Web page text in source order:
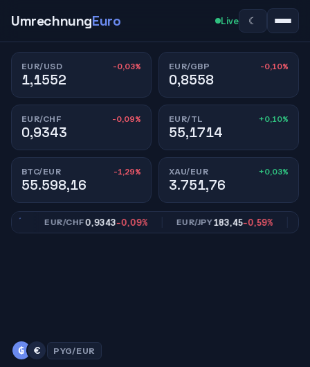
UmrechnungEuro Live ☾
EUR/USD -0,03%
1,1552
EUR/GBP -0,10%
0,8558
EUR/CHF -0,09%
0,9343
EUR/TL +0,10%
55,1714
BTC/EUR -1,29%
55.598,16
XAU/EUR +0,03%
3.751,76
EUR/CHF0,9343-0,09% EUR/JPY183,45-0,59%
₲ € PYG/EUR